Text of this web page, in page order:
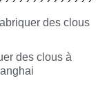
des clous
des clous à